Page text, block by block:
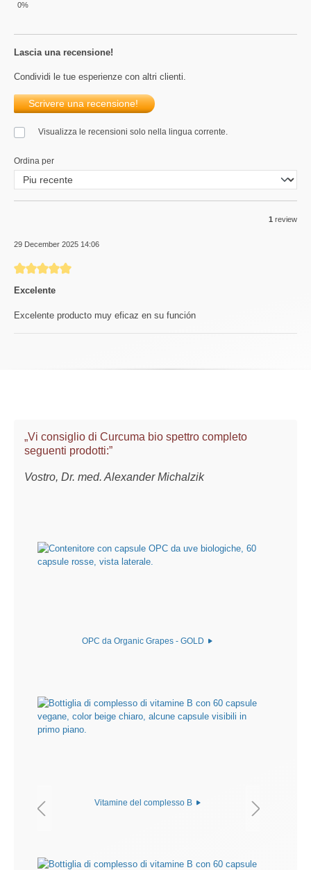
0%
Lascia una recensione!
Condividi le tue esperienze con altri clienti.
Scrivere una recensione!
Visualizza le recensioni solo nella lingua corrente.
Ordina per
1 review
29 December 2025 14:06
Review with rating of 5 out of 5 stars
Excelente
Excelente producto muy eficaz en su función
„Vi consiglio di Curcuma bio spettro completo
seguenti prodotti:”
Vostro, Dr. med. Alexander Michalzik
OPC da Organic Grapes - GOLD
Vitamine del complesso B